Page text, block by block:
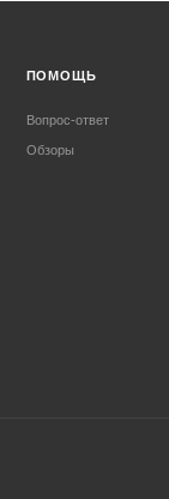
ПОМОЩЬ
Вопрос-ответ
Обзоры